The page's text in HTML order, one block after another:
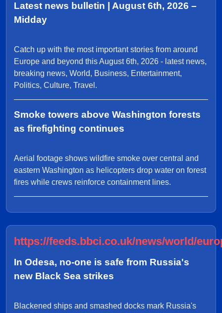
Latest news bulletin | August 6th, 2026 –
Midday
Catch up with the most important stories from around
Europe and beyond this August 6th, 2026 - latest news,
breaking news, World, Business, Entertainment,
Politics, Culture, Travel.
Smoke towers above Washington forests
as firefighting continues
Aerial footage shows wildfire smoke over central and
eastern Washington as helicopters drop water on forest
fires while crews reinforce containment lines.
https://feeds.bbci.co.uk/news/world/
In Odesa, no-one is safe from Russia's
new Black Sea strikes
Blackened ships and smashed docks mark Russia's